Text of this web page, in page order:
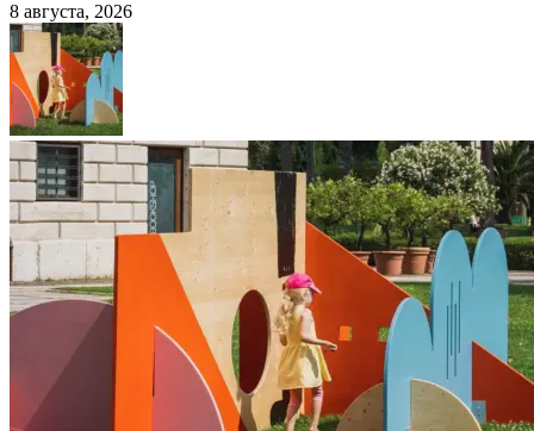
8 августа, 2026